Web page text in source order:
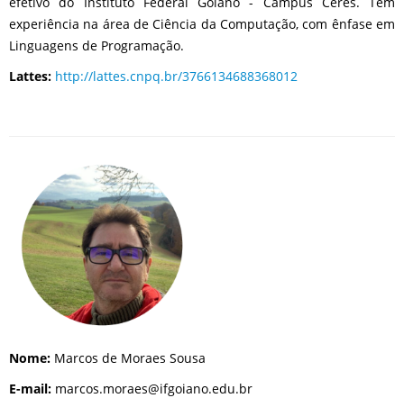
experiência na área de Ciência da Computação, com ênfase em
Linguagens de Programação.
Lattes: http://lattes.cnpq.br/3766134688368012
Nome: Marcos de Moraes Sousa
E-mail: marcos.moraes@ifgoiano.edu.br